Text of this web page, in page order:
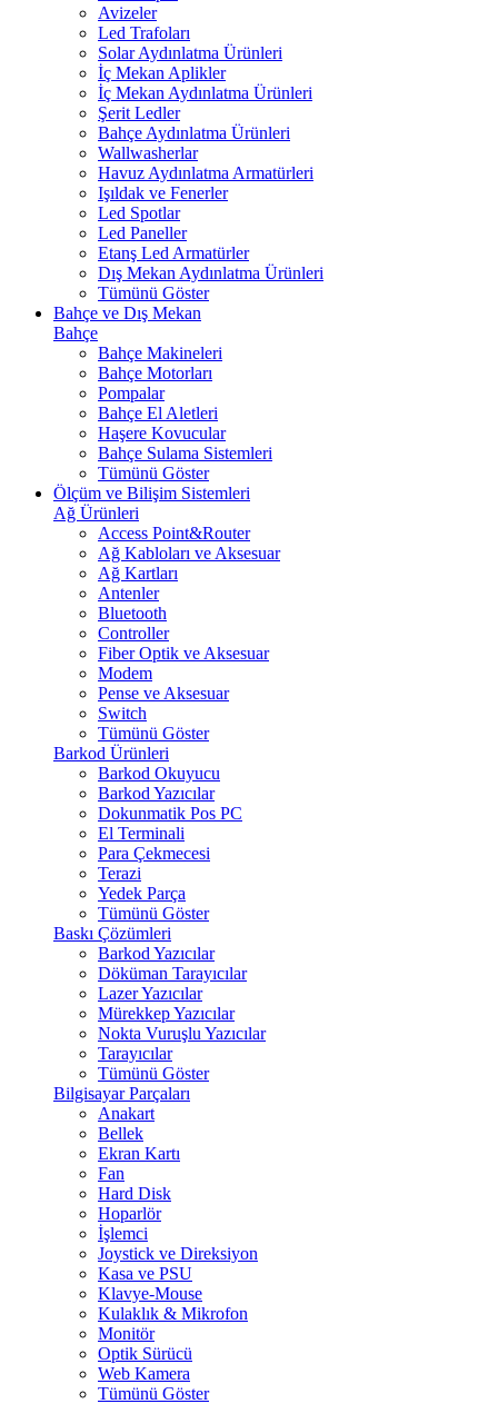
Avizeler
Led Trafoları
Solar Aydınlatma Ürünleri
İç Mekan Aplikler
İç Mekan Aydınlatma Ürünleri
Şerit Ledler
Bahçe Aydınlatma Ürünleri
Wallwasherlar
Havuz Aydınlatma Armatürleri
Işıldak ve Fenerler
Led Spotlar
Led Paneller
Etanş Led Armatürler
Dış Mekan Aydınlatma Ürünleri
Tümünü Göster
Bahçe ve Dış Mekan
Bahçe
Bahçe Makineleri
Bahçe Motorları
Pompalar
Bahçe El Aletleri
Haşere Kovucular
Bahçe Sulama Sistemleri
Tümünü Göster
Ölçüm ve Bilişim Sistemleri
Ağ Ürünleri
Access Point&Router
Ağ Kabloları ve Aksesuar
Ağ Kartları
Antenler
Bluetooth
Controller
Fiber Optik ve Aksesuar
Modem
Pense ve Aksesuar
Switch
Tümünü Göster
Barkod Ürünleri
Barkod Okuyucu
Barkod Yazıcılar
Dokunmatik Pos PC
El Terminali
Para Çekmecesi
Terazi
Yedek Parça
Tümünü Göster
Baskı Çözümleri
Barkod Yazıcılar
Döküman Tarayıcılar
Lazer Yazıcılar
Mürekkep Yazıcılar
Nokta Vuruşlu Yazıcılar
Tarayıcılar
Tümünü Göster
Bilgisayar Parçaları
Anakart
Bellek
Ekran Kartı
Fan
Hard Disk
Hoparlör
İşlemci
Joystick ve Direksiyon
Kasa ve PSU
Klavye-Mouse
Kulaklık & Mikrofon
Monitör
Optik Sürücü
Web Kamera
Tümünü Göster